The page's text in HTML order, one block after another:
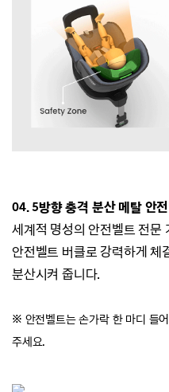
04. 5방향 충격 분산 메탈 안
세계적 명성의 안전벨트 전
안전벨트 버클로강력하게체
분산시켜 줍니다.
※ 안전벨트는 손가락 한 마디 들
주세요.